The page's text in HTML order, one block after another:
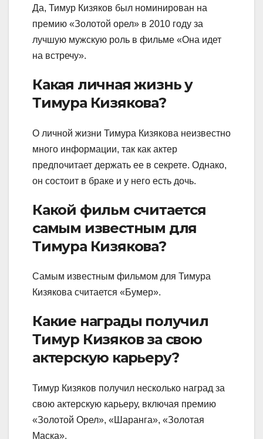
Да, Тимур Кизяков был номинирован на
премию «Золотой орел» в 2010 году за
лучшую мужскую роль в фильме «Она идет
на встречу».
Какая личная жизнь у
Тимура Кизякова?
О личной жизни Тимура Кизякова неизвестно
много информации, так как актер
предпочитает держать ее в секрете. Однако,
он состоит в браке и у него есть дочь.
Какой фильм считается
самым известным для
Тимура Кизякова?
Самым известным фильмом для Тимура
Кизякова считается «Бумер».
Какие награды получил
Тимур Кизяков за свою
актерскую карьеру?
Тимур Кизяков получил несколько наград за
свою актерскую карьеру, включая премию
«Золотой Орел», «Шаранга», «Золотая
Маска».